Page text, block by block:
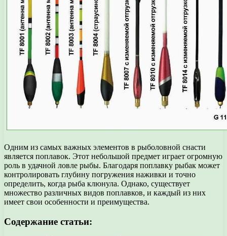
Одним из самых важных элементов в рыболовной снасти
является поплавок. Этот небольшой предмет играет огромную
роль в удачной ловле рыбы. Благодаря поплавку рыбак может
контролировать глубину погружения наживки и точно
определить, когда рыба клюнула. Однако, существует
множество различных видов поплавков, и каждый из них
имеет свои особенности и преимущества.
Содержание статьи: